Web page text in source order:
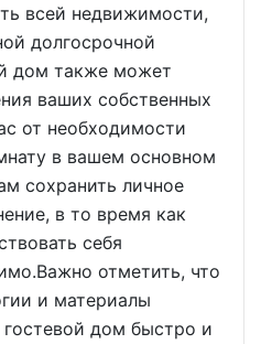
всей недвижимости,
долгосрочной
дом также может
ваших собственных
от необходимости
в вашем основном
сохранить личное
в то время как
себя
отметить, что
и материалы
дом быстро и